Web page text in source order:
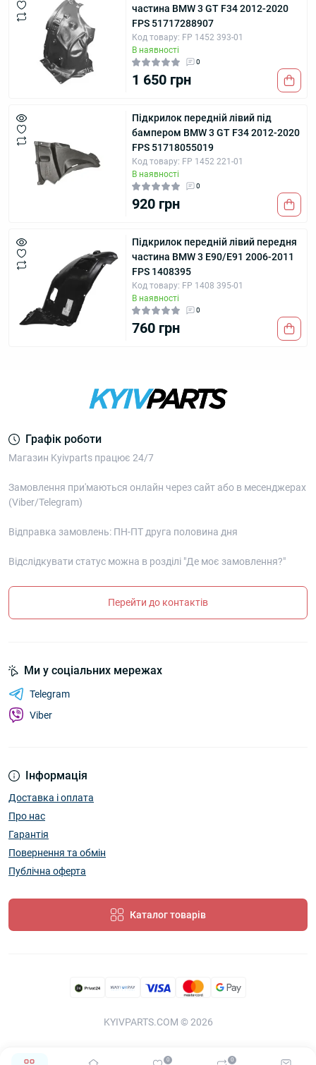
0 0
частина BMW 3 GT F34 2012-2020
FPS 51717288907
Код товару: FP 1452 393-01
В наявності
0
1 650 грн
Підкрилок передній лівий під
бампером BMW 3 GT F34 2012-2020
FPS 51718055019
Код товару: FP 1452 221-01
В наявності
0
920 грн
Підкрилок передній лівий передня
частина BMW 3 E90/E91 2006-2011
FPS 1408395
Код товару: FP 1408 395-01
В наявності
0
760 грн
Графік роботи
Магазин Kyivparts працює 24/7
Замовлення при'маються онлайн через сайт або в месенджерах
(Viber/Telegram)
Відправка замовлень: ПН-ПТ друга половина дня
Відслідкувати статус можна в розділі "Де моє замовлення?"
Перейти до контактів
Інформація
Доставка і оплата
Про нас
Гарантія
Повернення та обмін
Публічна оферта
Каталог товарів
Ми у соціальних мережах
Telegram
Viber
KYIVPARTS.COM © 2026